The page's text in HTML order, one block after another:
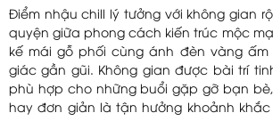
Điểm nhậu chill lý tưởng với không gian
quyện giữa phong cách kiến trúc mộc
kế mái gỗ phối cùng ánh đèn vàng
giác gần gũi. Không gian được bài trí
phù hợp cho những buổi gặp gỡ bạn
hay đơn giản là tận hưởng khoảnh